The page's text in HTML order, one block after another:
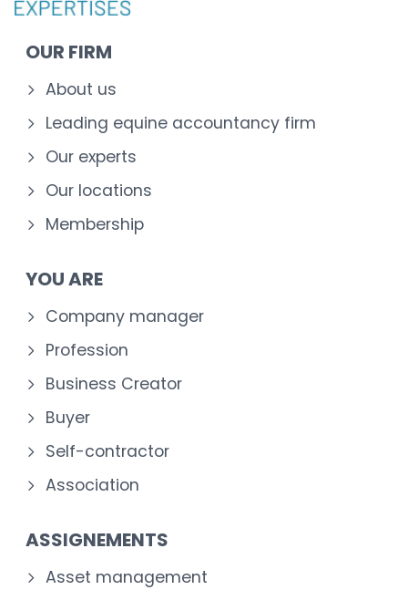
OUR FIRM
About us
Leading equine accountancy firm
Our experts
Our locations
Membership
YOU ARE
Company manager
Profession
Business Creator
Buyer
Self-contractor
Association
ASSIGNEMENTS
Asset management